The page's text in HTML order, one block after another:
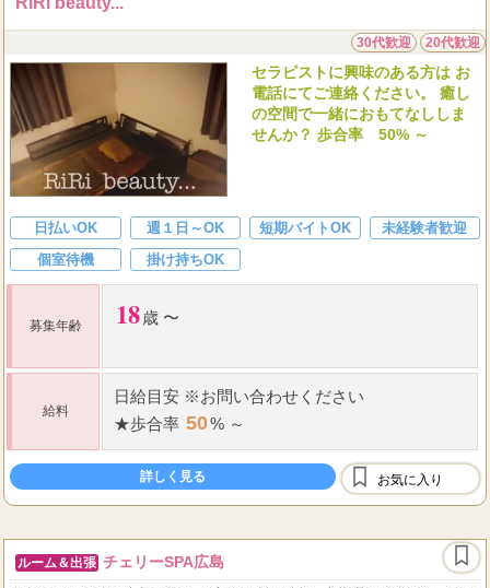
30代歓迎 20代歓迎
セラピストに興味のある方は お
電話にてご連絡ください。 癒し
の空間で一緒におもてなししま
せんか？ 歩合率 50% ～
日払いOK 週１日～OK 短期バイトOK
未経験者歓迎
個室待機
掛け持ちOK
募集年齢 18歳 〜
給料
日給目安 ※お問い合わせください
★歩合率 50% ～
詳しく見る お気に入り
ルーム＆出張 チェリーSPA広島